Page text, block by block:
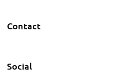
Contact
Social